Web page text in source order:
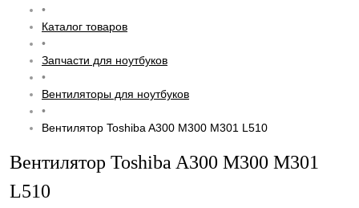
•
Каталог товаров
•
Запчасти для ноутбуков
•
Вентиляторы для ноутбуков
•
Вентилятор Toshiba A300 M300 M301 L510
Вентилятор Toshiba A300 M300 M301
L510